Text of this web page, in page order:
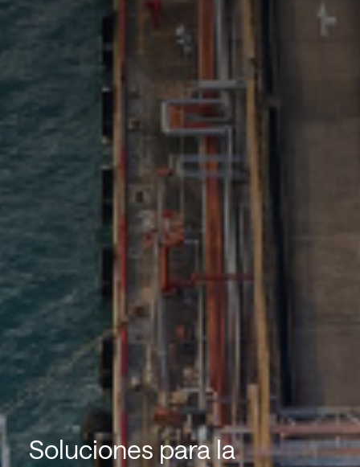
Soluciones para la